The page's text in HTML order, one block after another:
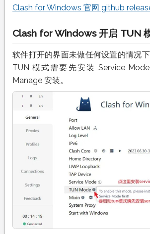
Clash for Windows 官网 github
Clash for Windows 开启 TUN
软件打开的界面未做任何设置的情况
TUN 模式需要先安装 Service
Manage 安装。